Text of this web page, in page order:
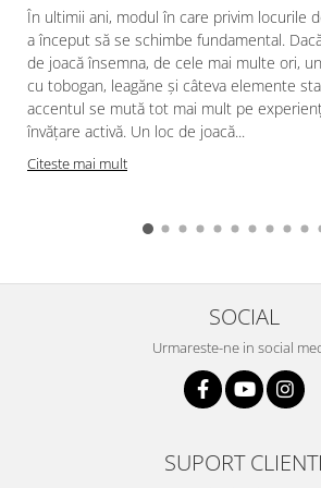
În ultimii ani, modul în care privim locurile
a început să se schimbe fundamental.
de joacă însemna, de cele mai multe ori,
cu tobogan, leagăne și câteva elemente
accentul se mută tot mai mult pe
învățare activă. Un loc de joacă...
Citeste mai mult
SOCIAL
Urmareste-ne in social
SUPORT CLIENTI